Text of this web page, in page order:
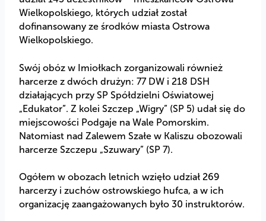
Wielkopolskiego, których udział został
dofinansowany ze środków miasta Ostrowa
Wielkopolskiego.
Swój obóz w Imiołkach zorganizowali również
harcerze z dwóch drużyn: 77 DW i 218 DSH
działających przy SP Spółdzielni Oświatowej
„Edukator”. Z kolei Szczep „Wigry” (SP 5) udał się do
miejscowości Podgaje na Wale Pomorskim.
Natomiast nad Zalewem Szałe w Kaliszu obozowali
harcerze Szczepu „Szuwary” (SP 7).
Ogółem w obozach letnich wzięło udział 269
harcerzy i zuchów ostrowskiego hufca, a w ich
organizację zaangażowanych było 30 instruktorów.